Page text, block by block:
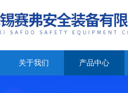
关于我们 产品中心